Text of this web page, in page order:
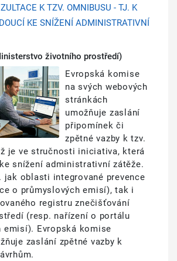
K TZV. OMNIBUSU - TJ. K
KE SNÍŽENÍ ADMINISTRATIVNÍ
životního prostředí)
Evropská komise
na svých webových
stránkách
umožňuje zaslání
připomínek či
zpětné vazby k tzv.
je ve stručnosti iniciativa, která
snížení administrativní zátěže.
jak oblasti integrované prevence
o průmyslových emisí), tak i
registru znečišťování
(resp. nařízení o portálu
emisí). Evropská komise
zaslání zpětné vazby k